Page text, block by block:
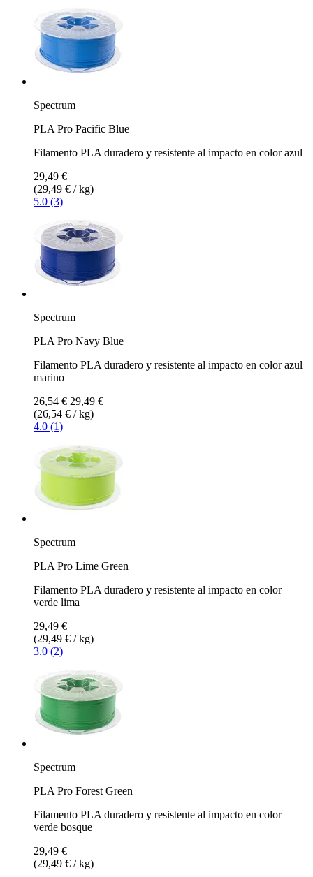
Spectrum
PLA Pro Pacific Blue
Filamento PLA duradero y resistente al impacto en color azul
29,49 €
(29,49 € / kg)
5.0 (3)
Spectrum
PLA Pro Navy Blue
Filamento PLA duradero y resistente al impacto en color azul
marino
26,54 € 29,49 €
(26,54 € / kg)
4.0 (1)
Spectrum
PLA Pro Lime Green
Filamento PLA duradero y resistente al impacto en color
verde lima
29,49 €
(29,49 € / kg)
3.0 (2)
Spectrum
PLA Pro Forest Green
Filamento PLA duradero y resistente al impacto en color
verde bosque
29,49 €
(29,49 € / kg)